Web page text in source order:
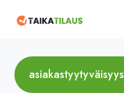
asiakastyytyväisyys